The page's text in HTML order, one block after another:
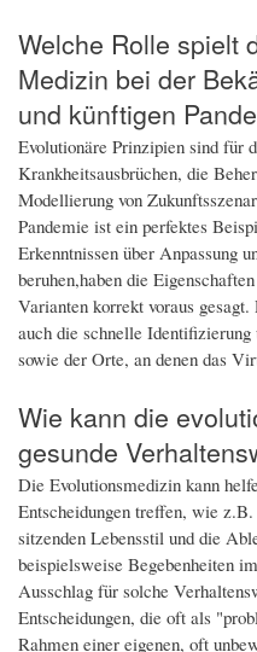
Welche Rolle spielt
Medizin bei der
und künftigen
Evolutionäre Prinzipien sind für
Krankheitsausbrüchen, die
Modellierung von
Pandemie ist ein perfektes
Erkenntnissen über Anpassung
beruhen,haben die
Varianten korrekt voraus
auch die schnelle
sowie der Orte, an denen das
Wie kann die
gesunde
Die Evolutionsmedizin kann
Entscheidungen treffen, wie
sitzenden Lebensstil und die
beispielsweise Begebenheiten
Ausschlag für solche
Entscheidungen, die oft als
Rahmen einer eigenen, oft